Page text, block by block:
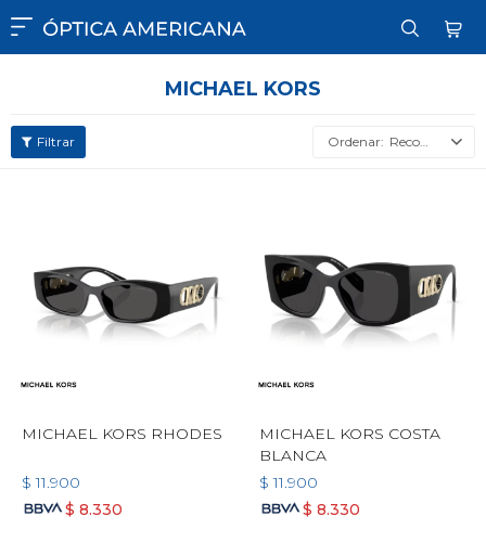

MICHAEL KORS
Recomendados
MICHAEL KORS RHODES
$ 11.900
$ 8.330
MICHAEL KORS COSTA
BLANCA
$ 11.900
$ 8.330